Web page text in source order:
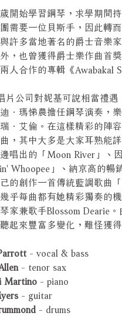
開始學習鋼琴，求學期間
需要一位貝斯手，因此轉
許多當地著名的爵士音樂
，也曾獲得爵士樂作曲首
人合作的專輯《Awabakal
片公司對妮基可說相當禮
．瑪悌農擔任鋼琴演奏，
．艾倫。在這樣精彩的陣
，其中大多是大家耳熟能
唱出的「Moon River」、
Whoopee」、納京高的
的創作一首傳統藍調歌曲
乎每曲都有她精彩獨奏的
家兼歌手Blossom Dearie
起來豐富多變化，難怪獲
- vocal & bass
- tenor sax
Martino - piano
- guitar
- drums